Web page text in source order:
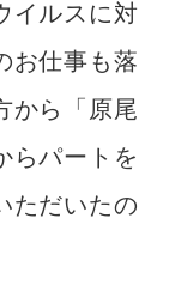
イルスに対
お仕事も落
から「原尾
らパートを
ただいたの